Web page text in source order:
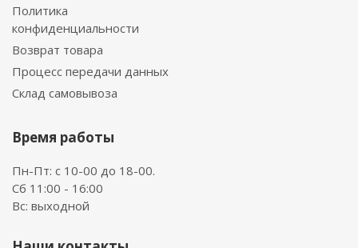
Политика
конфиденциальности
Возврат товара
Процесс передачи данных
Склад самовывоза
Время работы
Пн-Пт: с 10-00 до 18-00.
Сб 11:00 - 16:00
Вс: выходной